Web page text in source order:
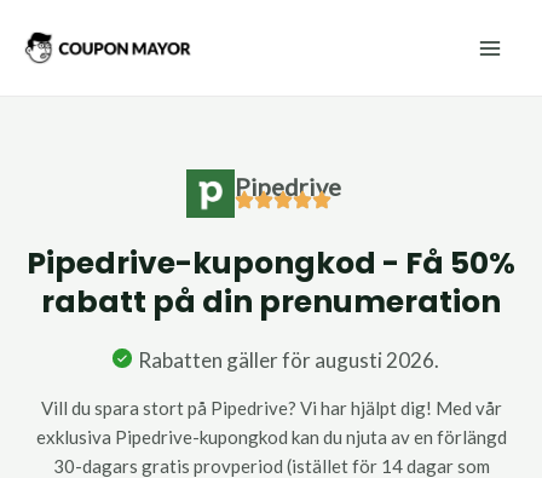
Pipedrive
Pipedrive-kupongkod - Få 50%
rabatt på din prenumeration
Rabatten gäller för augusti 2026.
Vill du spara stort på Pipedrive? Vi har hjälpt dig! Med vår
exklusiva Pipedrive-kupongkod kan du njuta av en förlängd
30-dagars gratis provperiod (istället för 14 dagar som